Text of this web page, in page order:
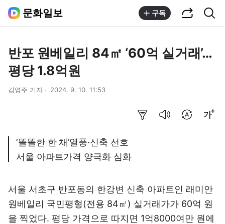
문화일보 구독
반포 원베일리 84㎡ ‘60억 실거래’…
평당 1.8억원
김영주 기자 2024. 9. 10. 11:53
‘똘똘한 한 채’열풍·신축 선호
서울 아파트가격 양극화 심화
서울 서초구 반포동의 한강변 신축 아파트인 래미안
원베일리 국민평형(전용 84㎡) 실거래가가 60억 원
을 찍었다. 평당 가격으로 따지면 1억8000여만 원에